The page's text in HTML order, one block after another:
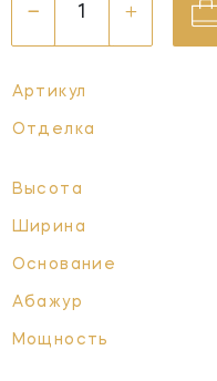
Артикул
Отделка
Высота
Ширина
Основание
Абажур
Мощность